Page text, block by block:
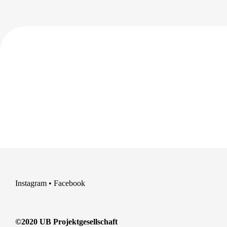
Instagram • Facebook
©2020 UB Projektgesellschaft